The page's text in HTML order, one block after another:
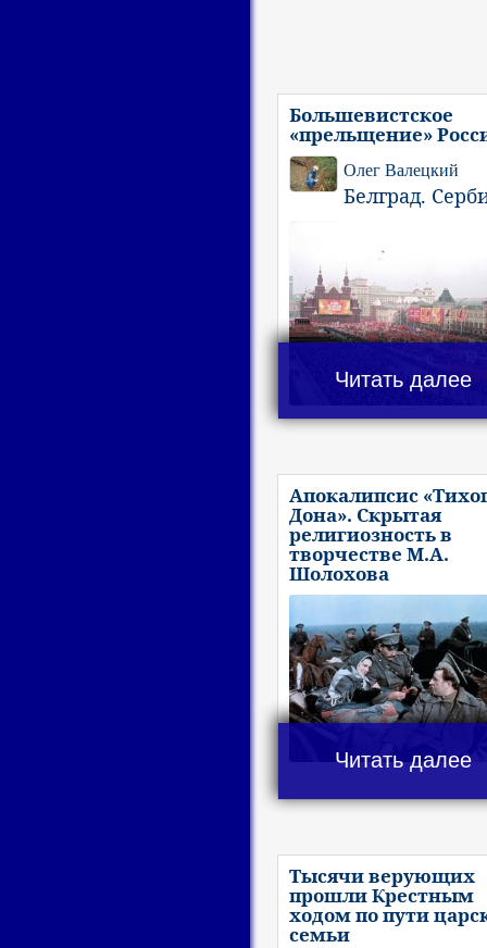
Большевистское
«прельщение»
Олег Валецкий
Белград.
Читать далее
Апокалипсис
Дона». Скрытая
религиозность в
творчестве М.А.
Шолохова
Читать далее
Тысячи верующих
прошли Крестным
ходом по пути
семьи